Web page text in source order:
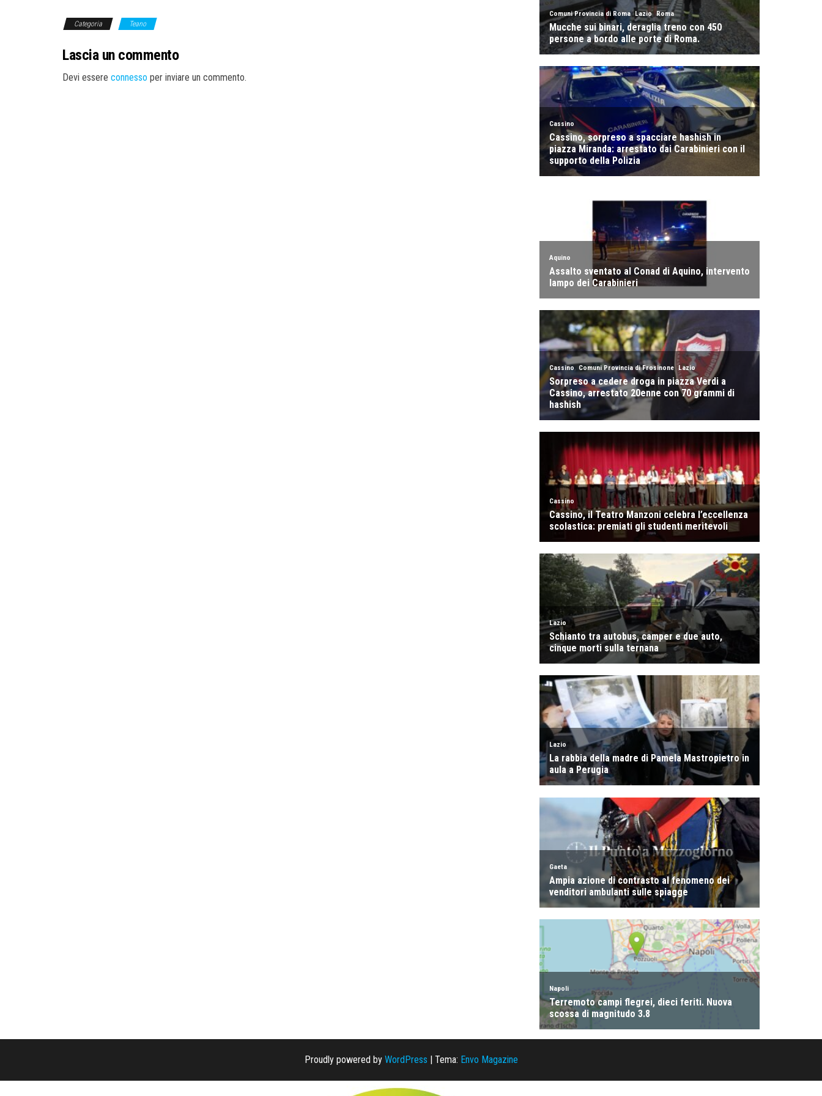
Categoria Teano
Lascia un commento
Devi essere connesso per inviare un commento.
Proudly powered by WordPress | Tema: Envo Magazine